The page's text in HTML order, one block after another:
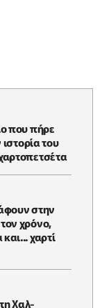
που πήρε
του
στην
χρόνο,
χαρτί
Χαλ-